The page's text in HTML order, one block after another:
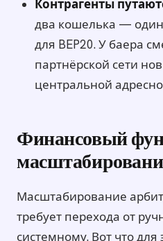
Контрагенты
два кошелька — один
для BEP20. У баера
партнёрской сети
центральной
Финансовый
Масштабирование
требует перехода от
системному. Вот что для